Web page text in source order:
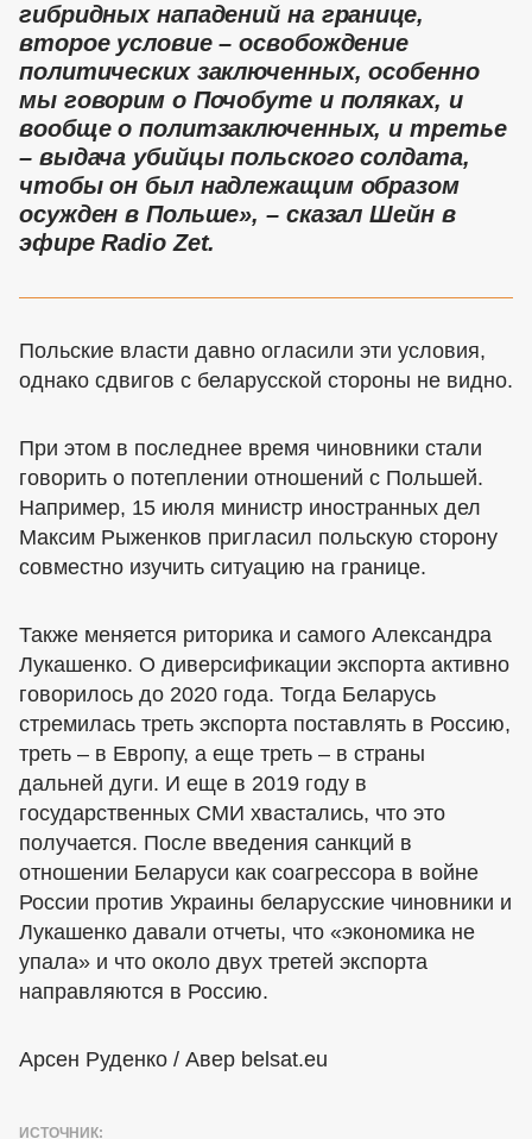
гибридных нападений на границе,
второе условие – освобождение
политических заключенных, особенно
мы говорим о Почобуте и поляках, и
вообще о политзаключенных, и третье
– выдача убийцы польского солдата,
чтобы он был надлежащим образом
осужден в Польше», – сказал Шейн в
эфире Radio Zet.
Польские власти давно огласили эти условия,
однако сдвигов с беларусской стороны не видно.
При этом в последнее время чиновники стали
говорить о потеплении отношений с Польшей.
Например, 15 июля министр иностранных дел
Максим Рыженков пригласил польскую сторону
совместно изучить ситуацию на границе.
Также меняется риторика и самого Александра
Лукашенко. О диверсификации экспорта активно
говорилось до 2020 года. Тогда Беларусь
стремилась треть экспорта поставлять в Россию,
треть – в Европу, а еще треть – в страны
дальней дуги. И еще в 2019 году в
государственных СМИ хвастались, что это
получается. После введения санкций в
отношении Беларуси как соагрессора в войне
России против Украины беларусские чиновники и
Лукашенко давали отчеты, что «экономика не
упала» и что около двух третей экспорта
направляются в Россию.
Арсен Руденко / Авер belsat.eu
ИСТОЧНИК: